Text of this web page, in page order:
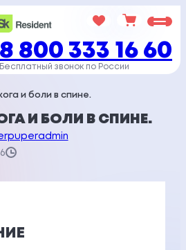
8 800 333 16 60
Бесплатный звонок по России
и боли в спине.
И БОЛИ В СПИНЕ.
6